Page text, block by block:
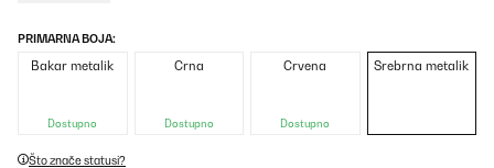
PRIMARNA BOJA:
Bakar metalik
Dostupno
Crna
Dostupno
Crvena
Dostupno
Srebrna metalik
Što znače statusi?